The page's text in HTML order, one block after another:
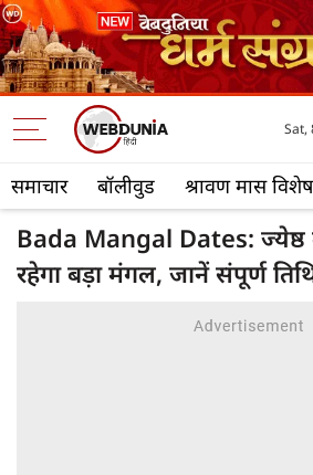
समाचार बॉलीवुड श्रावण मास विशेष
Sat,
Bada Mangal Dates:
रहेगा बड़ा मंगल, जानें संपूर्ण